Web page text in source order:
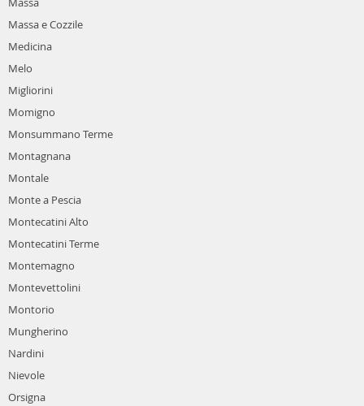
Massa e Cozzile
Medicina
Melo
Migliorini
Momigno
Monsummano Terme
Montagnana
Montale
Monte a Pescia
Montecatini Alto
Montecatini Terme
Montemagno
Montevettolini
Montorio
Mungherino
Nardini
Nievole
Orsigna